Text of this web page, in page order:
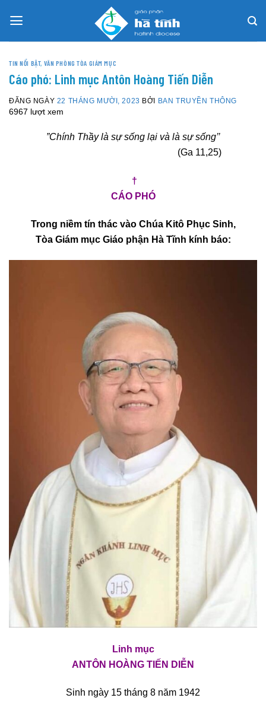
TIN NỔI BẬT, VĂN PHÒNG TÒA GIÁM MỤC
Cáo phó: Linh mục Antôn Hoàng Tiến Diễn
ĐĂNG NGÀY 22 THÁNG MƯỜI, 2023 BỞI BAN TRUYỀN THÔNG
6967 lượt xem
”Chính Thầy là sự sống lại và là sự sống’’
(Ga 11,25)
†
CÁO PHÓ
Trong niềm tín thác vào Chúa Kitô Phục Sinh,
Tòa Giám mục Giáo phận Hà Tĩnh kính báo:
Linh mục
ANTÔN HOÀNG TIẾN DIỄN
Sinh ngày 15 tháng 8 năm 1942